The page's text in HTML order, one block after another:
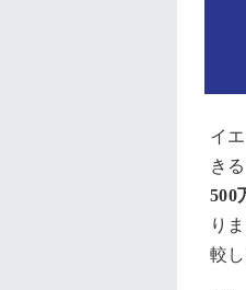
イ
き
500
り
較